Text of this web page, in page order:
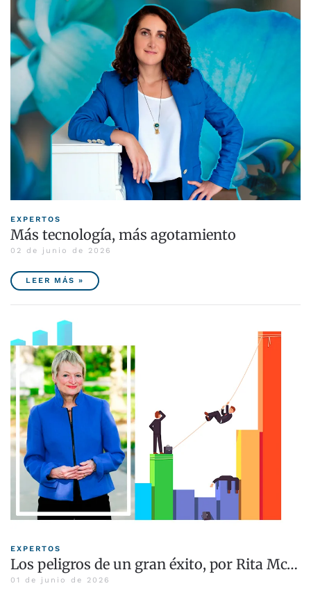
EXPERTOS
Más tecnología, más agotamiento
02 de junio de 2026
LEER MÁS »
EXPERTOS
Los peligros de un gran éxito, por Rita Mc…
01 de junio de 2026